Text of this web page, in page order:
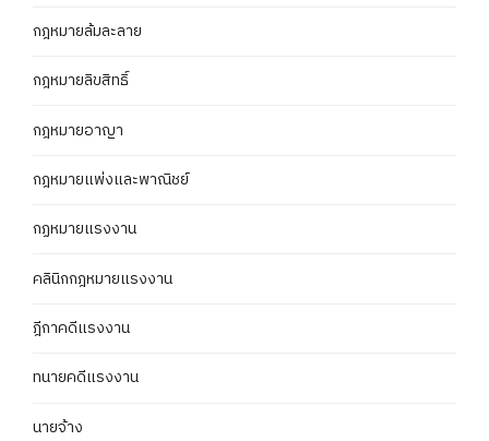
กฎหมายล้มละลาย
กฎหมายลิขสิทธิ์
กฎหมายอาญา
กฎหมายแพ่งและพาณิชย์
กฏหมายแรงงาน
คลินิกกฎหมายแรงงาน
ฎีกาคดีแรงงาน
ทนายคดีแรงงาน
นายจ้าง